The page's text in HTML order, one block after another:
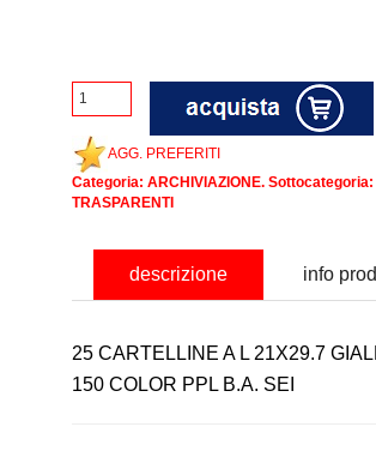
AGG. PREFERITI
Categoria: ARCHIVIAZIONE. Sottocategoria:
TRASPARENTI
descrizione info
25 CARTELLINE A L 21X29.7
150 COLOR PPL B.A. SEI